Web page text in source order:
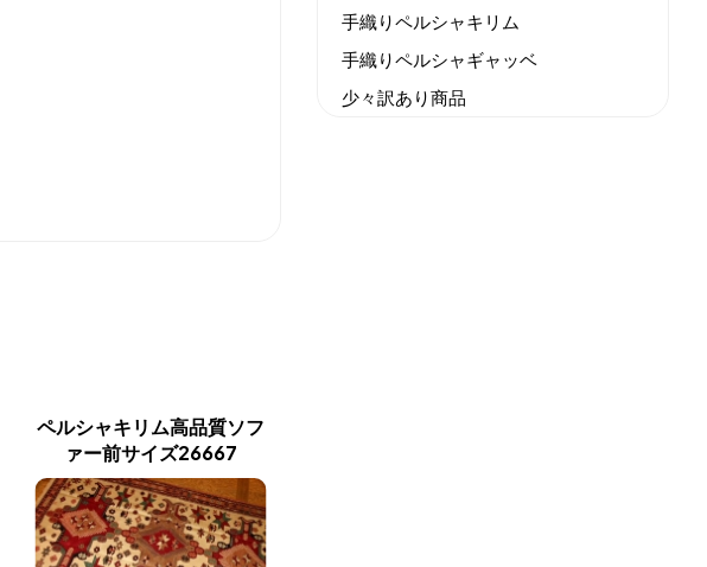
ペルシャキリム高品質ソフ
ァー前サイズ26667
手織りペルシャキリム
手織りペルシャギャッベ
少々訳あり商品